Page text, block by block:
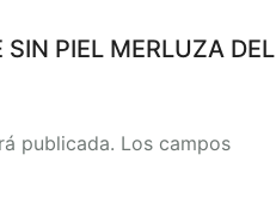
PIEL MERLUZA DEL
publicada. Los campos